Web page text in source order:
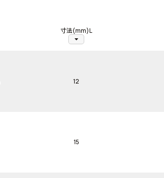
寸法(mm)L
arrow_drop_down
12
15